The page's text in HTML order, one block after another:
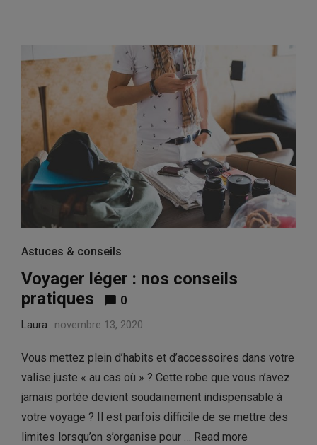
Astuces & conseils
Voyager léger : nos conseils
pratiques
0
Laura novembre 13, 2020
Vous mettez plein d’habits et d’accessoires dans votre
valise juste « au cas où » ? Cette robe que vous n’avez
jamais portée devient soudainement indispensable à
votre voyage ? Il est parfois difficile de se mettre des
limites lorsqu’on s’organise pour … Read more